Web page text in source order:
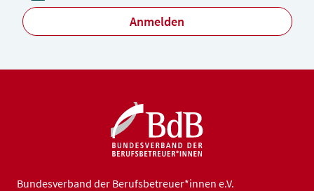
Anmelden
Bundesverband der Berufsbetreuer*innen e.V.